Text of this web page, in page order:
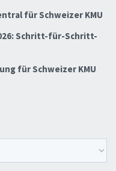
für Schweizer KMU
Schritt-für-Schritt-
für Schweizer KMU